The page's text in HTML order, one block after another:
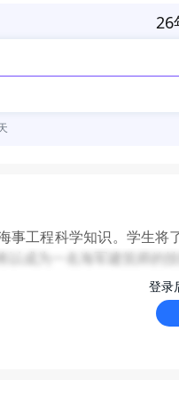
26
登录
事工程科学知识。学生
以成为一名海军建筑师的
生可成为一名海
要有工程、海洋工程、海